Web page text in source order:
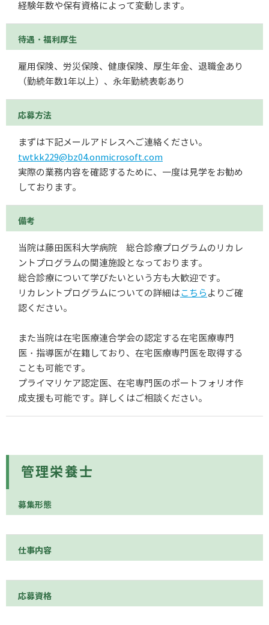
経験年数や保有資格によって変動します。
待遇・福利厚生
雇用保険、労災保険、健康保険、厚生年金、退職金あり
（勤続年数1年以上）、永年勤続表彰あり
応募方法
まずは下記メールアドレスへご連絡ください。
twtkk229@bz04.onmicrosoft.com
実際の業務内容を確認するために、一度は見学をお勧め
しております。
備考
当院は藤田医科大学病院 総合診療プログラムのリカレ
ントプログラムの関連施設となっております。
総合診療について学びたいという方も大歓迎です。
リカレントプログラムについての詳細はこちら よりご確
認ください。
また当院は在宅医療連合学会の認定する在宅医療専門
医・指導医が在籍しており、在宅医療専門医を取得する
ことも可能です。
プライマリケア認定医、在宅専門医のポートフォリオ作
成支援も可能です。詳しくはご相談ください。
管理栄養士
募集形態
仕事内容
応募資格